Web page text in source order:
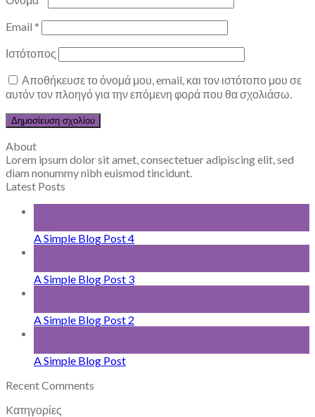
Email *
Ιστότοπος
Αποθήκευσε το όνομά μου, email, και τον ιστότοπο μου σε
αυτόν τον πλοηγό για την επόμενη φορά που θα σχολιάσω.
About
Lorem ipsum dolor sit amet, consectetuer adipiscing elit, sed
diam nonummy nibh euismod tincidunt.
Latest Posts
A Simple Blog Post 4
A Simple Blog Post 3
A Simple Blog Post 2
A Simple Blog Post
Recent Comments
Kατηγορίες